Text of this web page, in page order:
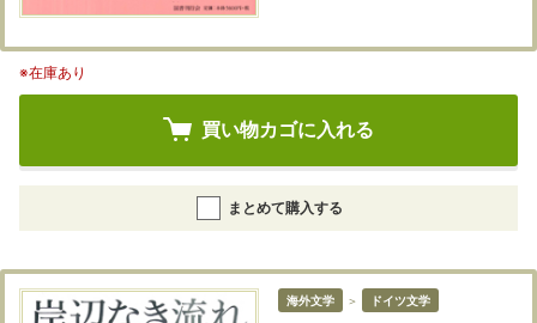
※在庫あり
買い物カゴに入れる
まとめて購入する
海外文学 ＞ ドイツ文学